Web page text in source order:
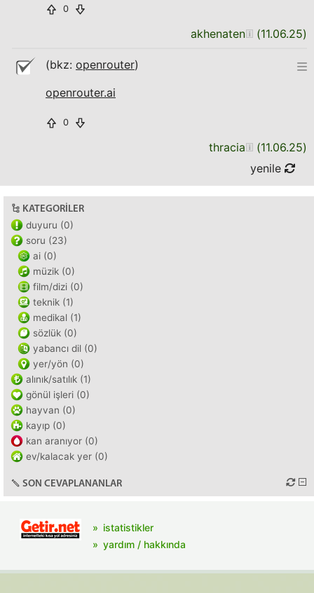
0
akhenaten (11.06.25)
(bkz: openrouter)
openrouter.ai
0
thracia (11.06.25)
yenile
KATEGORILER
duyuru (0)
soru (23)
ai (0)
müzik (0)
film/dizi (0)
teknik (1)
medikal (1)
sözlük (0)
yabancı dil (0)
yer/yön (0)
alınık/satılık (1)
gönül işleri (0)
hayvan (0)
kayıp (0)
kan aranıyor (0)
ev/kalacak yer (0)
SON CEVAPLANANLAR
istatistikler
yardım / hakkında